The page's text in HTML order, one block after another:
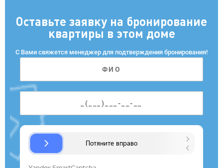
Оставьте заявку на бронирование
квартиры в этом доме
С Вами свяжется менеджер для подтверждения бронирования!